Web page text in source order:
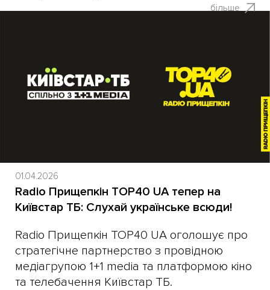
більше
01.04.2026
Radio Прищепкін TOP40 UA тепер на
Київстар ТБ: Слухай українське всюди!
Radio Прищепкін TOP40 UA оголошує про
стратегічне партнерство з провідною
медіагрупою 1+1 media та платформою кіно
та телебачення Київстар ТБ.